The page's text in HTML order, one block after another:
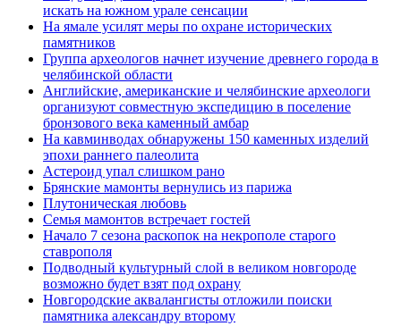
искать на южном урале сенсации
На ямале усилят меры по охране исторических
памятников
Группа археологов начнет изучение древнего города в
челябинской области
Английские, американские и челябинские археологи
организуют совместную экспедицию в поселение
бронзового века каменный амбар
На кавминводах обнаружены 150 каменных изделий
эпохи раннего палеолита
Астероид упал слишком рано
Брянские мамонты вернулись из парижа
Плутоническая любовь
Семья мамонтов встречает гостей
Начало 7 сезона раскопок на некрополе старого
ставрополя
Подводный культурный слой в великом новгороде
возможно будет взят под охрану
Новгородские аквалангисты отложили поиски
памятника александру второму